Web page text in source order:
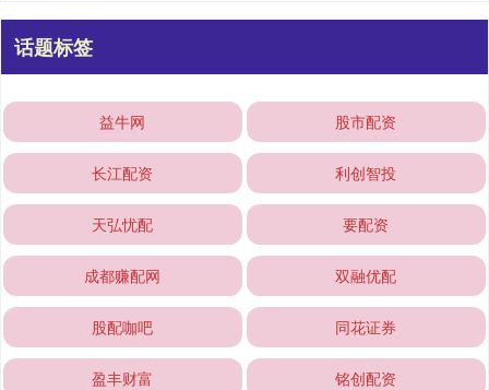
话题标签
益牛网 股市配资
长江配资 利创智投
天弘忧配 要配资
成都赚配网 双融优配
股配咖吧 同花证券
盈丰财富 铭创配资